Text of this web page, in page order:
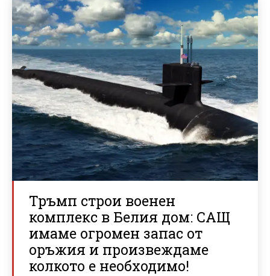
Тръмп строи военен
комплекс в Белия дом: САЩ
имаме огромен запас от
оръжия и произвеждаме
колкото е необходимо!